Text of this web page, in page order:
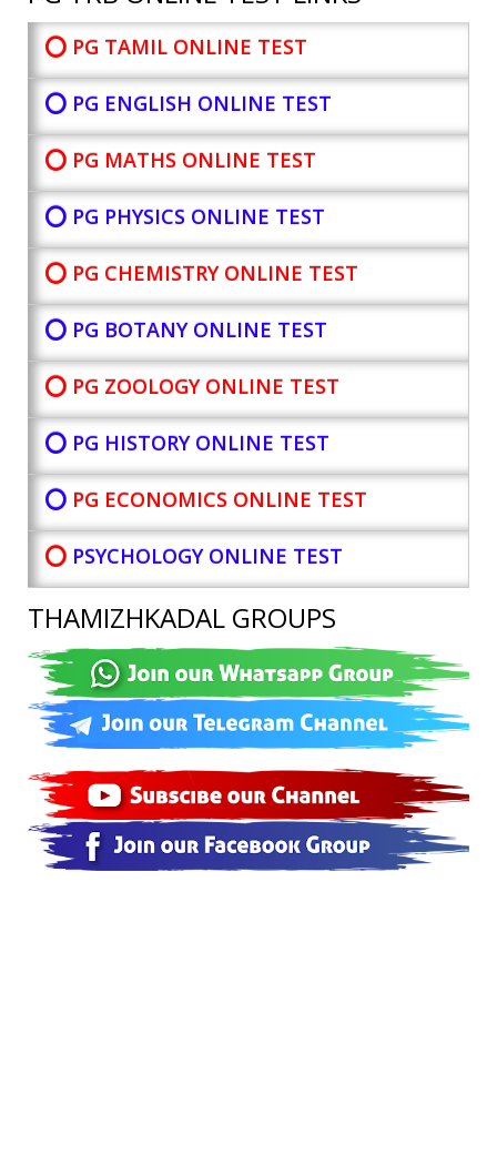
⭕ PG TAMIL ONLINE TEST
⭕ PG ENGLISH ONLINE TEST
⭕ PG MATHS ONLINE TEST
⭕ PG PHYSICS ONLINE TEST
⭕ PG CHEMISTRY ONLINE TEST
⭕ PG BOTANYONLINE TEST
⭕ PG ZOOLOGY ONLINE TEST
⭕ PG HISTORY ONLINE TEST
⭕ PG ECONOMICS ONLINE TEST
⭕ PSYCHOLOGY ONLINE TEST
THAMIZHKADAL GROUPS